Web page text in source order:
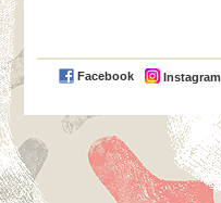
Facebook Instagram